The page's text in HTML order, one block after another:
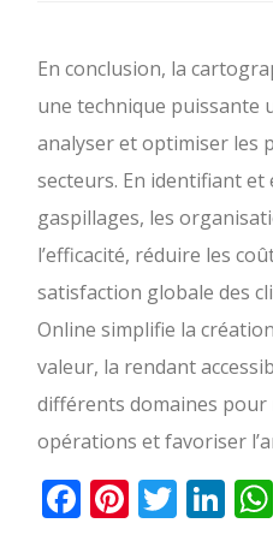
En conclusion, la
une technique puissante
analyser et optimiser les
secteurs. En identifiant et
gaspillages, les
l’efficacité, réduire les
satisfaction globale des
Online simplifie la
valeur, la rendant
différents domaines
opérations et favoriser
Facebook